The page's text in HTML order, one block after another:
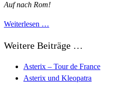
Auf nach Rom!
Weiterlesen …
Weitere Beiträge …
Asterix – Tour de France
Asterix und Kleopatra